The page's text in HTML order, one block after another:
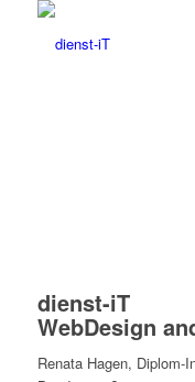
dienst-iT
WebDesign
Renata Hagen, Diplom-